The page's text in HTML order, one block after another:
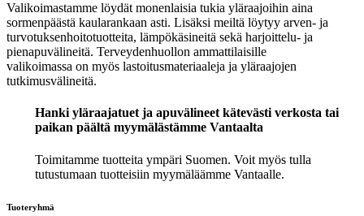
Valikoimastamme löydät monenlaisia tukia yläraajoihin aina
sormenpäästä kaularankaan asti. Lisäksi meiltä löytyy arven- ja
turvotuksenhoitotuotteita, lämpökäsineitä sekä harjoittelu- ja
pienapuvälineitä. Terveydenhuollon ammattilaisille
valikoimassa on myös lastoitusmateriaaleja ja yläraajojen
tutkimusvälineitä.
Hanki yläraajatuet ja apuvälineet kätevästi verkosta tai
paikan päältä myymälästämme Vantaalta
Toimitamme tuotteita ympäri Suomen. Voit myös tulla
tutustumaan tuotteisiin myymäläämme Vantaalle.
Tuoteryhmä